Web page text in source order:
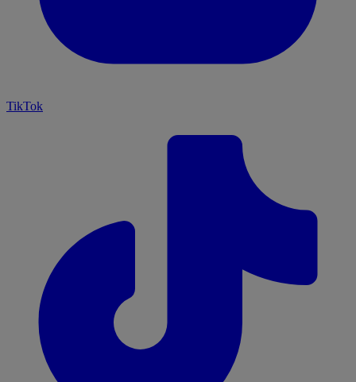
TikTok